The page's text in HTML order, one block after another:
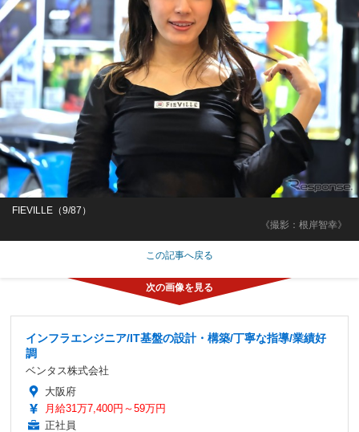
《撮影：根岸智幸》
FIEVILLE（9/87）
この記事へ戻る
インフラエンジニア/IT基盤の設計・構築/丁寧な指導/業績好
調
ベンタス株式会社
大阪府
月給31万7,400円～59万円
正社員